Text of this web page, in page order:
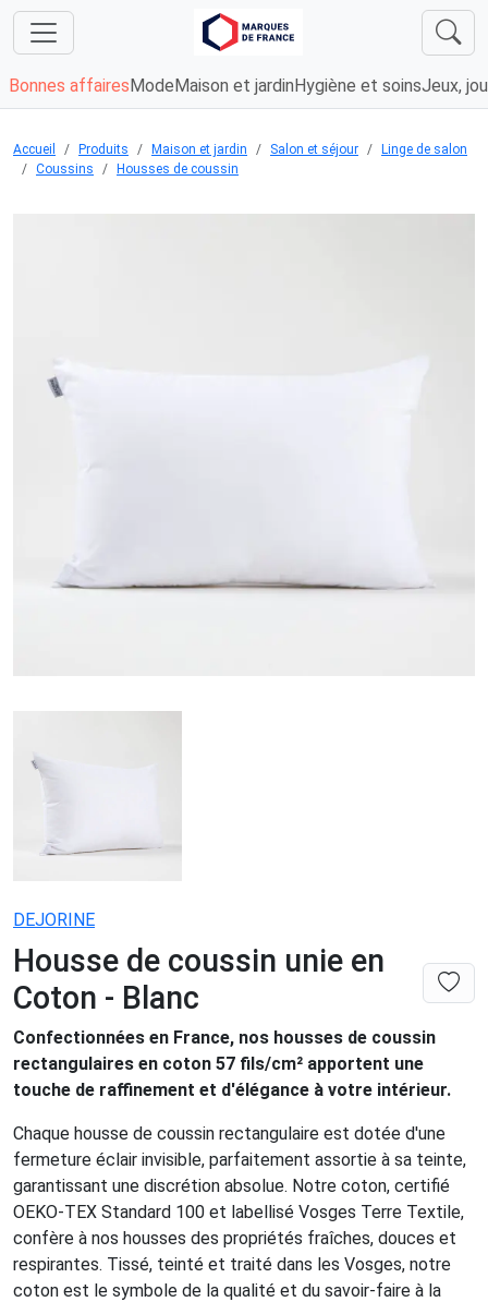
Bonnes affaires Mode Maison et jardin Hygiène et soinsJeux,
Accueil Produits Maison et jardin Salon et séjour
Linge de salon
Coussins
Housses de coussin
DEJORINE
Housse de coussin unie en
Coton - Blanc
Confectionnées en France, nos housses de coussin
rectangulaires en coton 57 fils/cm² apportent une
touche de raffinement et d'élégance à votre intérieur.
Chaque housse de coussin rectangulaire est dotée d'une
fermeture éclair invisible, parfaitement assortie à sa teinte,
garantissant une discrétion absolue. Notre coton, certifié
OEKO-TEX Standard 100 et labellisé Vosges Terre Textile,
confère à nos housses des propriétés fraîches, douces et
respirantes. Tissé, teinté et traité dans les Vosges, notre
coton est le symbole de la qualité et du savoir-faire à la